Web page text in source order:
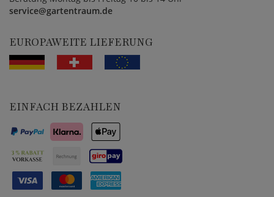
service@gartentraum.de
EUROPAWEITE LIEFERUNG
EINFACH BEZAHLEN